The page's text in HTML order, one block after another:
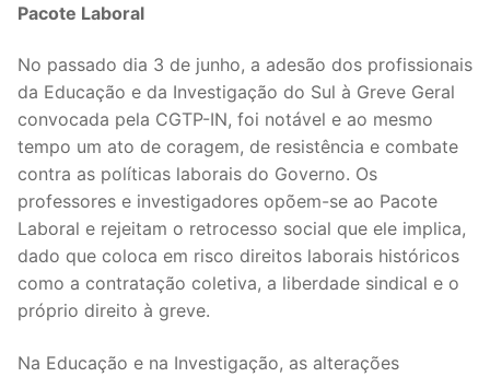
Notícias
Legislação
Sectores
PRÉ-ESCOLAR
1º CICLO
2º/3º CEB / SECUNDÁRIO
ENSINO ARTÍSTICO
EDUCAÇÃO ESPECIAL
Pacote Laboral
No passado dia 3 de junho, a adesão dos profissionais
da Educação e da Investigação do Sul à Greve Geral
convocada pela CGTP-IN, foi notável e ao mesmo
tempo um ato de coragem, de resistência e combate
contra as políticas laborais do Governo. Os
professores e investigadores opõem-se ao Pacote
Laboral e rejeitam o retrocesso social que ele implica,
dado que coloca em risco direitos laborais históricos
como a contratação coletiva, a liberdade sindical e o
próprio direito à greve.
Na Educação e na Investigação, as alterações